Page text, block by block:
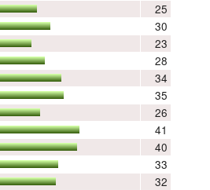
25
30
23
28
34
35
26
41
40
33
32